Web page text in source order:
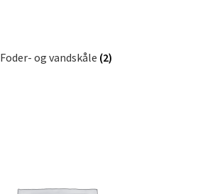
Foder- og vandskåle (2)